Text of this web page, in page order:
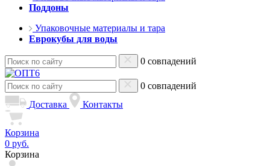
Поддоны
Упаковочные материалы и тара
Еврокубы для воды
0 совпадений
0 совпадений
Доставка
Контакты
Корзина
0 руб.
Корзина